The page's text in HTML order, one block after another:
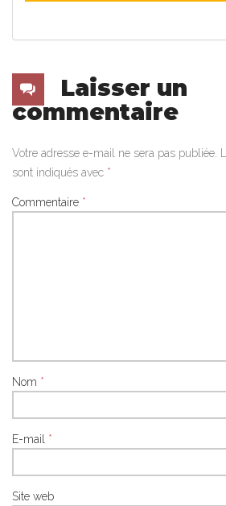
Laisser un
commentaire
Votre adresse e-mail ne sera pas publiée.
sont indiqués avec *
Commentaire *
Nom *
E-mail *
Site web